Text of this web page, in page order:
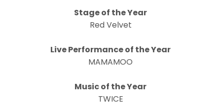
Stage of the Year
Red Velvet
Live Performance of the Year
MAMAMOO
Music of the Year
TWICE